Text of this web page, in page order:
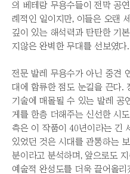
의 베테랑 무용수들이 전막 공
례적인 일이지만, 이들은 오랜
깊이 있는 해석력과 탄탄한 기
지않은 완벽한 무대를 선보였다.
전문 발레 무용수가 아닌 중견
대에 합류한 점도 눈길을 끈다.
기술에 매몰될 수 있는 발레 공
게를 한층 더해주는 신선한 시
측은 이 작품이 40년이라는 긴
있었던 것은 시대를 관통하는
분이라고 분석하며, 앞으로도
예술적 완성도를 더욱 끌어올